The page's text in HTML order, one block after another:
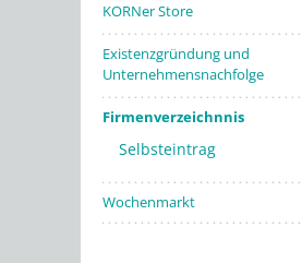
KORNer Store
Existenzgründung und
Unternehmensnachfolge
Firmenverzeichnnis
Selbsteintrag
Wochenmarkt